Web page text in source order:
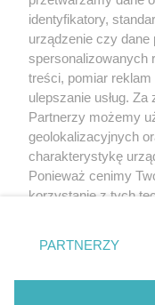
bez pisemnej zgody
wykorzystanie utworów w
bez właściwej zgody, jest
prawnie.
identyfikatory,
urządzenie czy dane
spersonalizowanych
treści, pomiar
ulepszanie usług.
Partnerzy możemy
geolokalizacyjnych
charakterystykę
Ponieważ cenimy
korzystanie z tych
zmienić/wycofać
znajdujący się w
rodzaje
użytkownika, ale
PARTNERZY